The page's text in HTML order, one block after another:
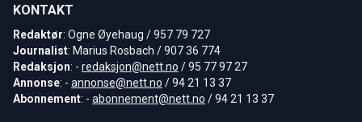
KONTAKT
Redaktør: Ogne Øyehaug / 957 79 727
Journalist: Marius Rosbach / 907 36 774
Redaksjon: - redaksjon@nett.no / 95 77 97 27
Annonse: - annonse@nett.no / 94 21 13 37
Abonnement: - abonnement@nett.no / 94 21 13 37